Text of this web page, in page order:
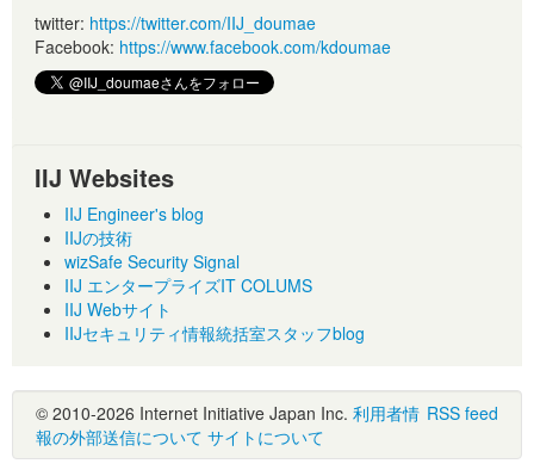
twitter: https://twitter.com/IIJ_doumae
Facebook: https://www.facebook.com/kdoumae
IIJ Websites
IIJ Engineer's blog
IIJの技術
wizSafe Security Signal
IIJ エンタープライズIT COLUMS
IIJ Webサイト
IIJセキュリティ情報統括室スタッフblog
RSS feed
© 2010-2026 Internet Initiative Japan Inc. 利用者情
報の外部送信について サイトについて